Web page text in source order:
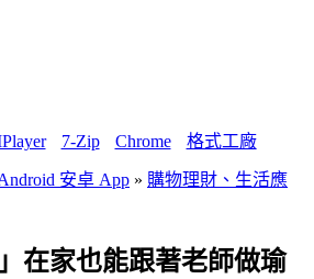
7-Zip Chrome 格式工廠
安卓 App » 購物理財、生活應
」在家也能跟著老師做瑜